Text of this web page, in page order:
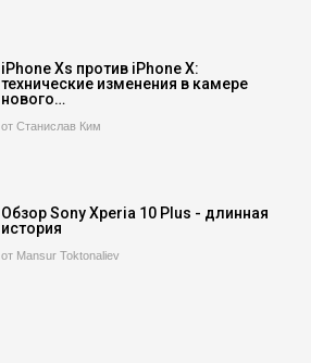
iPhone Xs против iPhone X:
технические изменения в камере
нового…
от Станислав Ким
Обзор Sony Xperia 10 Plus - длинная
история
от Mansur Toktonaliev